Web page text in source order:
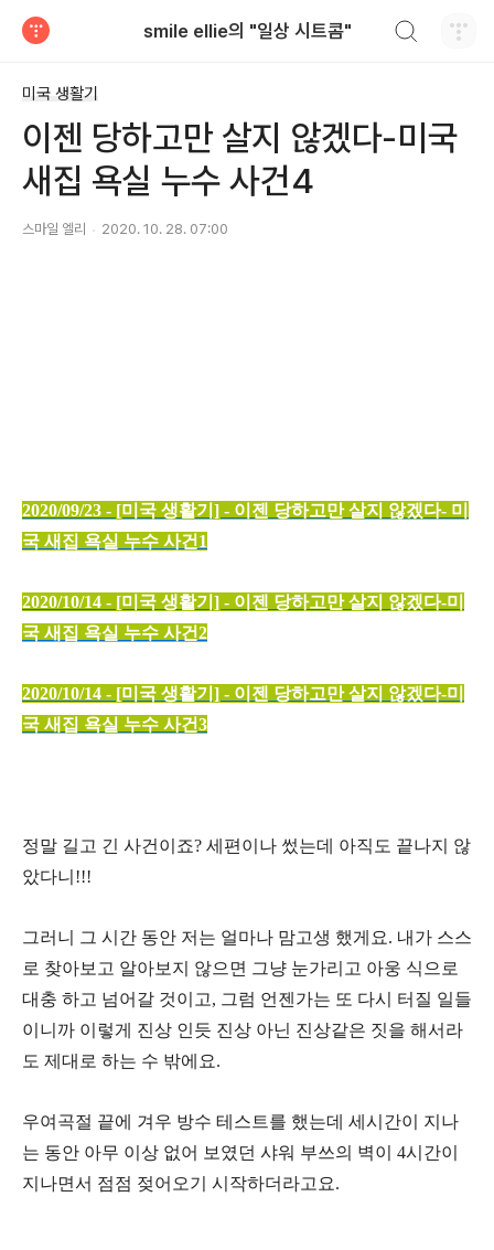
smile ellie의 "일상 시트콤"
미국 생활기
이젠 당하고만 살지 않겠다-미국
새집 욕실 누수 사건4
스마일 엘리 2020. 10. 28. 07:00
2020/09/23 - [미국 생활기] - 이젠 당하고만 살지 않겠다- 미
국 새집 욕실 누수 사건1
2020/10/14 - [미국 생활기] - 이젠 당하고만 살지 않겠다-미
국 새집 욕실 누수 사건2
2020/10/14 - [미국 생활기] - 이젠 당하고만 살지 않겠다-미
국 새집 욕실 누수 사건3
정말 길고 긴 사건이죠? 세편이나 썼는데 아직도 끝나지 않
았다니!!!
그러니 그 시간 동안 저는 얼마나 맘고생 했게요. 내가 스스
로 찾아보고 알아보지 않으면 그냥 눈가리고 아웅 식으로
대충 하고 넘어갈 것이고, 그럼 언젠가는 또 다시 터질 일들
이니까 이렇게 진상 인듯 진상 아닌 진상같은 짓을 해서라
도 제대로 하는 수 밖에요.
우여곡절 끝에 겨우 방수 테스트를 했는데 세시간이 지나
는 동안 아무 이상 없어 보였던 샤워 부쓰의 벽이 4시간이
지나면서 점점 젖어오기 시작하더라고요.